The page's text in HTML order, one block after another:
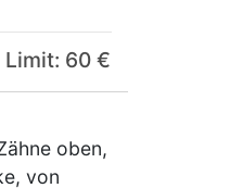
Limit: 60 €
oben,
von